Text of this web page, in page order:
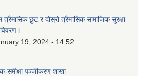
छुट र दोस्रो त्रैमासिक सामाजिक सुरक्षा
l
19, 2024 - 14:52
समीक्षा पञ्जीकरण शाखा